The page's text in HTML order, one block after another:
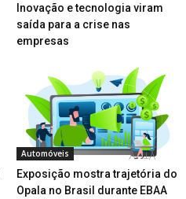
Inovação e tecnologia viram
saída para a crise nas
empresas
Automóveis
Exposição mostra trajetória do
Opala no Brasil durante EBAA